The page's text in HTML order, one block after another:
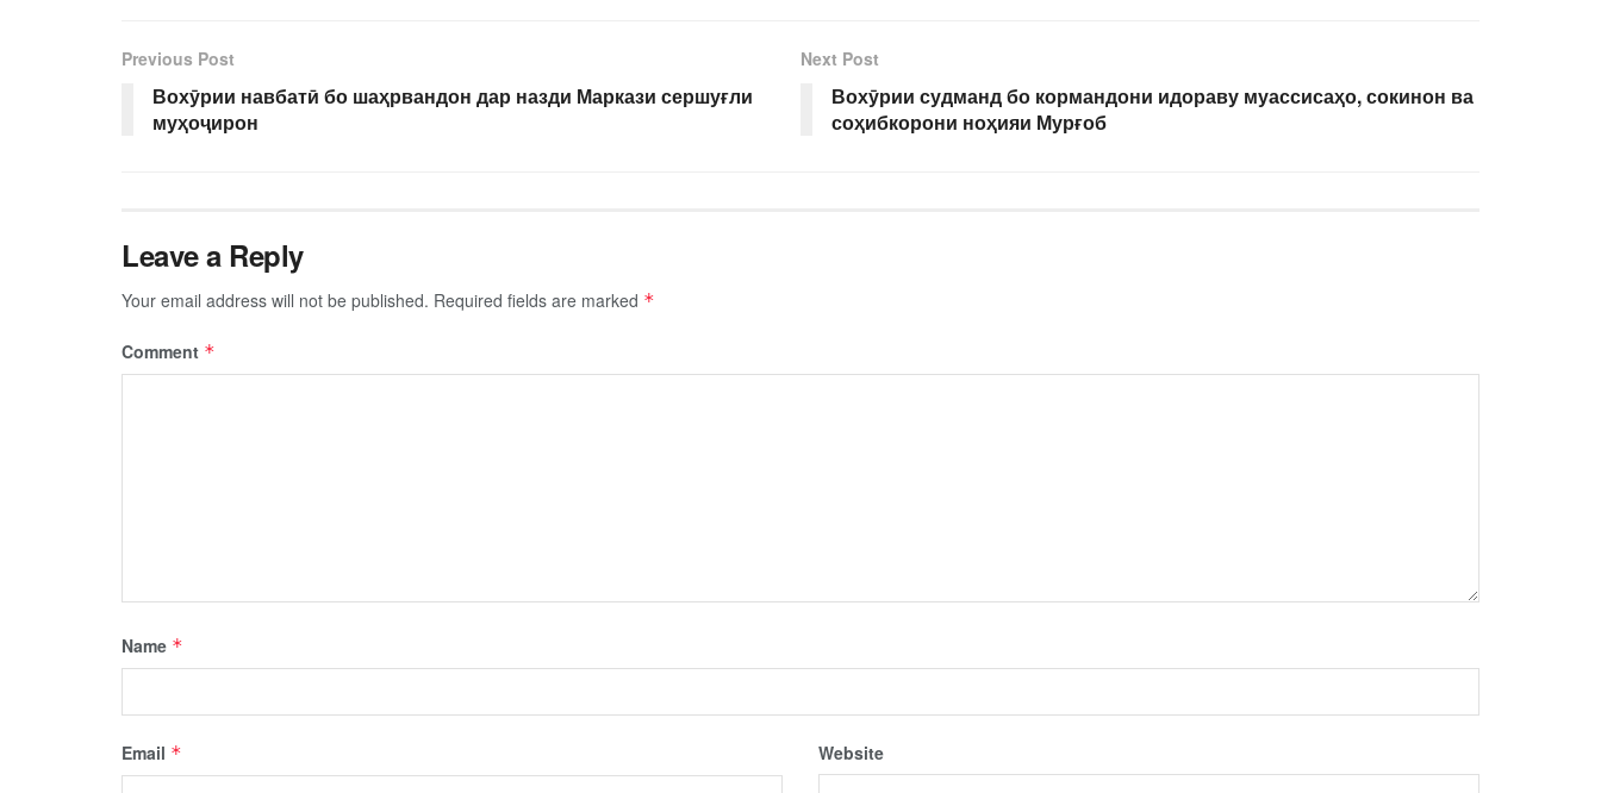
Previous Post
Вохӯрии навбатӣ бо шаҳрвандон дар назди Маркази сершуғли
муҳоҷирон
Next Post
Вохӯрии судманд бо кормандони идораву муассисаҳо, сокинон ва
соҳибкорони ноҳияи Мурғоб
Leave a Reply
Your email address will not be published. Required fields are marked *
Comment *
Name *
Email * Website